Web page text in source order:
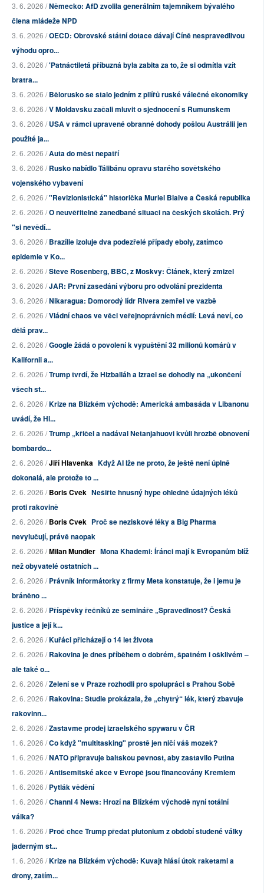
3. 6. 2026 /Německo: AfD zvolila generálním tajemníkem bývalého
člena mládeže NPD
3. 6. 2026 /OECD: Obrovské státní dotace dávají Číně nespravedlivou
výhodu opro...
3. 6. 2026 /'Patnáctiletá příbuzná byla zabita za to, že si odmítla vzít
bratra...
3. 6. 2026 /Bělorusko se stalo jedním z pilířů ruské válečné ekonomiky
3. 6. 2026 /V Moldavsku začali mluvit o sjednocení s Rumunskem
3. 6. 2026 /USA v rámci upravené obranné dohody pošlou Austrálii jen
použité ja...
2. 6. 2026 /Auta do měst nepatří
3. 6. 2026 /Rusko nabídlo Tálibánu opravu starého sovětského
vojenského vybavení
2. 6. 2026 /"Revizionistická" historička Muriel Blaive a Česká republika
2. 6. 2026 /O neuvěřitelně zanedbané situaci na českých školách. Prý
"si nevědí...
3. 6. 2026 /Brazílie izoluje dva podezřelé případy eboly, zatímco
epidemie v Ko...
2. 6. 2026 /Steve Rosenberg, BBC, z Moskvy: Článek, který zmizel
3. 6. 2026 /JAR: První zasedání výboru pro odvolání prezidenta
3. 6. 2026 /Nikaragua: Domorodý lídr Rivera zemřel ve vazbě
2. 6. 2026 /Vládní chaos ve věci veřejnoprávních médií: Levá neví, co
dělá prav...
2. 6. 2026 /Google žádá o povolení k vypuštění 32 milionů komárů v
Kalifornii a...
2. 6. 2026 /Trump tvrdí, že Hizballáh a Izrael se dohodly na „ukončení
všech st...
2. 6. 2026 /Krize na Blízkém východě: Americká ambasáda v Libanonu
uvádí, že Hi...
2. 6. 2026 /Trump „křičel a nadával Netanjahuovi kvůli hrozbě obnovení
bombardo...
2. 6. 2026 /Jiří Hlavenka Když AI lže ne proto, že ještě není úplně
dokonalá, ale protože to ...
2. 6. 2026 /Boris Cvek Nešiřte hnusný hype ohledně údajných léků
proti rakovině
2. 6. 2026 /Boris Cvek Proč se neziskové léky a Big Pharma
nevylučují, právě naopak
2. 6. 2026 /Milan Mundier Mona Khademi: Íránci mají k Evropanům blíž
než obyvatelé ostatních ...
2. 6. 2026 /Právník informátorky z firmy Meta konstatuje, že i jemu je
bráněno ...
2. 6. 2026 /Příspěvky řečníků ze semináře „Spravedlnost? Česká
justice a její k...
2. 6. 2026 /Kuřáci přicházejí o 14 let života
2. 6. 2026 /Rakovina je dnes příběhem o dobrém, špatném i ošklivém –
ale také o...
2. 6. 2026 /Zelení se v Praze rozhodli pro spolupráci s Prahou Sobě
2. 6. 2026 /Rakovina: Studie prokázala, že „chytrý“ lék, který zbavuje
rakovinn...
2. 6. 2026 /Zastavme prodej izraelského spywaru v ČR
1. 6. 2026 /Co když "multitasking" prostě jen ničí váš mozek?
1. 6. 2026 /NATO připravuje baltskou pevnost, aby zastavilo Putina
1. 6. 2026 /Antisemitské akce v Evropě jsou financovány Kremlem
1. 6. 2026 /Pytlák vědění
1. 6. 2026 /Channl 4 News: Hrozí na Blízkém východě nyní totální
válka?
1. 6. 2026 /Proč chce Trump předat plutonium z období studené války
jaderným st...
1. 6. 2026 /Krize na Blízkém východě: Kuvajt hlásí útok raketami a
drony, zatím...